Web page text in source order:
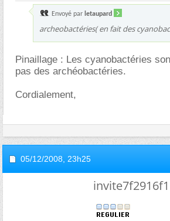
Envoyé par letaupard
archeobactéries( en fait des
Pinaillage : Les cyanobactéries
pas des archéobactéries.
Cordialement,
05/12/2008, 23h25
invite7f2916f1